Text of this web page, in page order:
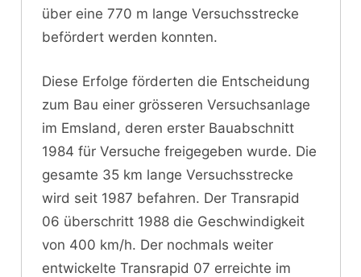
über eine 770 m lange Versuchsstrecke
befördert werden konnten.
Diese Erfolge förderten die Entscheidung
zum Bau einer grösseren Versuchsanlage
im Emsland, deren erster Bauabschnitt
1984 für Versuche freigegeben wurde. Die
gesamte 35 km lange Versuchsstrecke
wird seit 1987 befahren. Der Transrapid
06 überschritt 1988 die Geschwindigkeit
von 400 km/h. Der nochmals weiter
entwickelte Transrapid 07 erreichte im